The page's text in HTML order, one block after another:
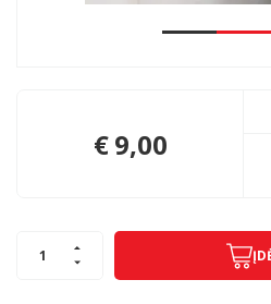
Pagojo k., Uosių g. 124,
+370 68306302
€9,00